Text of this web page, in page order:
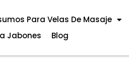
Para Velas De Masaje
Jabones Blog